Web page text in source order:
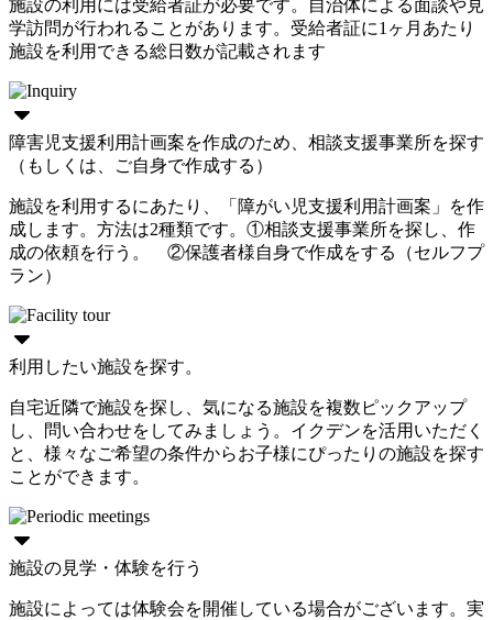
施設の利用には受給者証が必要です。自治体による面談や見
学訪問が行われることがあります。受給者証に1ヶ月あたり
施設を利用できる総日数が記載されます
障害児支援利用計画案を作成のため、相談支援事業所を探す
（もしくは、ご自身で作成する）
施設を利用するにあたり、「障がい児支援利用計画案」を作
成します。方法は2種類です。①相談支援事業所を探し、作
成の依頼を行う。 ②保護者様自身で作成をする（セルフプ
ラン）
利用したい施設を探す。
自宅近隣で施設を探し、気になる施設を複数ピックアップ
し、問い合わせをしてみましょう。イクデンを活用いただく
と、様々なご希望の条件からお子様にぴったりの施設を探す
ことができます。
施設の見学・体験を行う
施設によっては体験会を開催している場合がございます。実